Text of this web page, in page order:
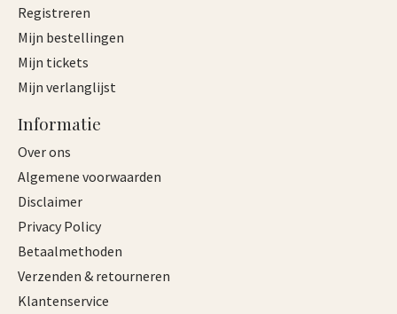
Registreren
Mijn bestellingen
Mijn tickets
Mijn verlanglijst
Informatie
Over ons
Algemene voorwaarden
Disclaimer
Privacy Policy
Betaalmethoden
Verzenden & retourneren
Klantenservice